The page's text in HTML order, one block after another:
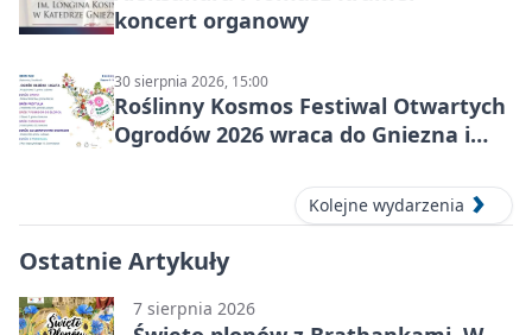
koncert organowy
30 sierpnia 2026, 15:00
Roślinny Kosmos Festiwal Otwartych
Ogrodów 2026 wraca do Gniezna i
Kolejne wydarzenia
Ostatnie Artykuły
7 sierpnia 2026